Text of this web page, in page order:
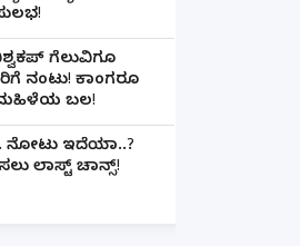
ಗೆಲುವಿಗೂ
ನಂಟು! ಕಾಂಗರೂ
ಬಲ!
ನೋಟು ಇದೆಯಾ..?
ಲಾಸ್ಟ್‌ ಚಾನ್ಸ್‌!